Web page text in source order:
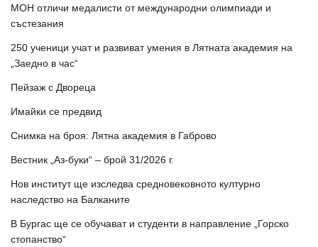
МОН отличи медалисти от международни олимпиади и
състезания
250 ученици учат и развиват умения в Лятната академия на
„Заедно в час“
Пейзаж с Двореца
Имайки се предвид
Снимка на броя: Лятна академия в Габрово
Вестник „Аз-буки“ – брой 31/2026 г.
Нов институт ще изследва средновековното културно
наследство на Балканите
В Бургас ще се обучават и студенти в направление „Горско
стопанство“